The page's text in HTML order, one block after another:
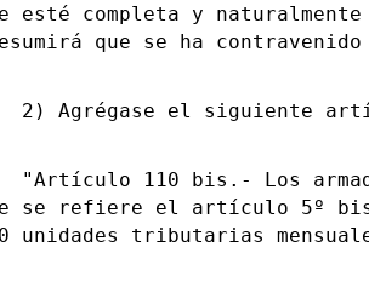
esté completa y
que se ha
Agrégase el siguiente
110 bis.- Los
se refiere el artículo 5º bis
unidades tributarias